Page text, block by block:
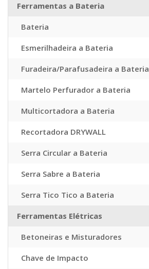
Ferramentas a Bateria
Bateria
Esmerilhadeira a Bateria
Furadeira/Parafusadeira a Bateria
Martelo Perfurador a Bateria
Multicortadora a Bateria
Recortadora DRYWALL
Serra Circular a Bateria
Serra Sabre a Bateria
Serra Tico Tico a Bateria
Ferramentas Elétricas
Betoneiras e Misturadores
Chave de Impacto